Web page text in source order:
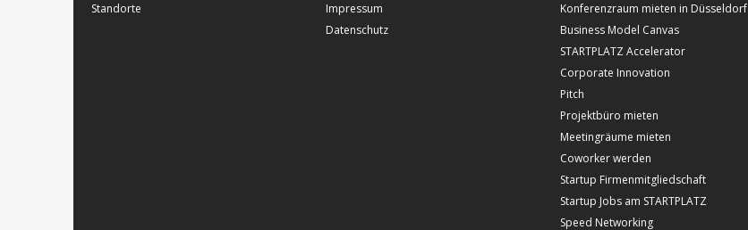
Standorte
Impressum
Datenschutz
Konferenzraum mieten in Düsseldorf
Business Model Canvas
STARTPLATZ Accelerator
Corporate Innovation
Pitch
Projektbüro mieten
Meetingräume mieten
Coworker werden
Startup Firmenmitgliedschaft
Startup Jobs am STARTPLATZ
Speed Networking